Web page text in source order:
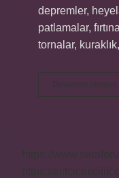
depremler,
patlamalar,
tornalar,
Devamını okuyun
https://
https://